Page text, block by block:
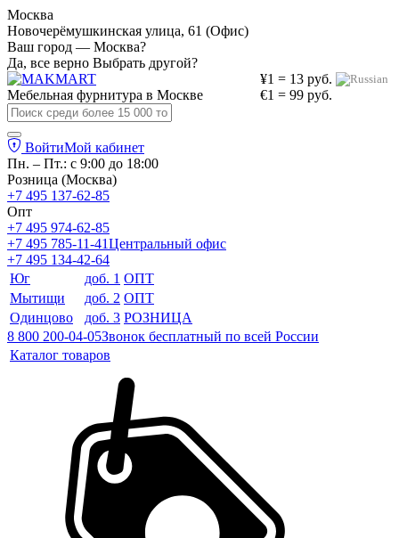
Москва
Новочерёмушкинская улица, 61 (Офис)
Ваш город — Москва?
Да, все верно Выбрать другой?
¥1 = 13 руб.
€1 = 99 руб.
Мебельная фурнитура в Москве
ВойтиМой кабинет
Пн. – Пт.: с 9:00 до 18:00
Розница (Москва)
+7 495 137-62-85
Опт
+7 495 974-62-85
+7 495 785-11-41Центральный офис
+7 495 134-42-64
Юг
доб. 1 ОПТ
Мытищи
доб. 2 ОПТ
Одинцово
доб. 3 РОЗНИЦА
8 800 200-04-05Звонок бесплатный по всей России
Каталог товаров